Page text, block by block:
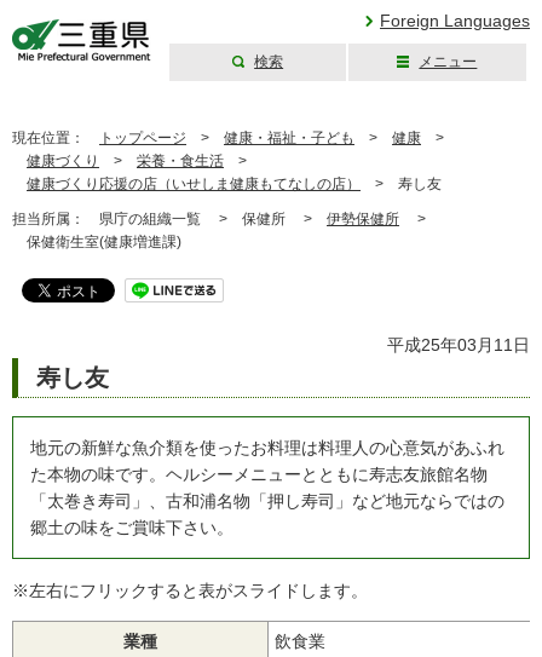
Foreign Languages
検索 メニュー
現在位置： トップページ > 健康・福祉・子ども > 健康 >
健康づくり
> 栄養・食生活 >
健康づくり応援の店（いせしま健康もてなしの店）
> 寿し友
担当所属： 県庁の組織一覧 > 保健所 > 伊勢保健所 >
保健衛生室(健康増進課)
平成25年03月11日
寿し友
地元の新鮮な魚介類を使ったお料理は料理人の心意気があふれ
た本物の味です。ヘルシーメニューとともに寿志友旅館名物
「太巻き寿司」、古和浦名物「押し寿司」など地元ならではの
郷土の味をご賞味下さい。
※左右にフリックすると表がスライドします。
業種 飲食業